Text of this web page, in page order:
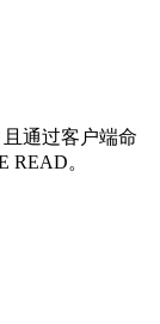
通过客户端命
READ。